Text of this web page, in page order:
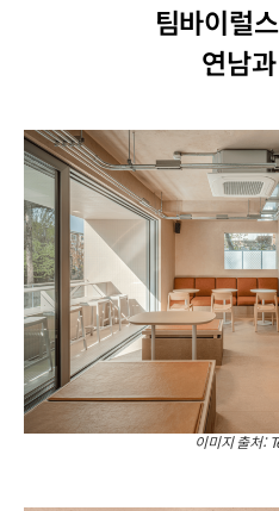
팀바이럴
연남
이미지 출처: